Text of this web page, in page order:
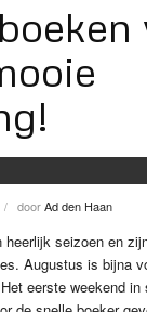
/ doorAd den Haan
heerlijk seizoen en
Augustus is bijna
eerste weekend in